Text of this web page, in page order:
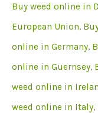
Buy weed online in
European Union,
online in Germany,
online in Guernsey,
weed online in
weed online in Italy,